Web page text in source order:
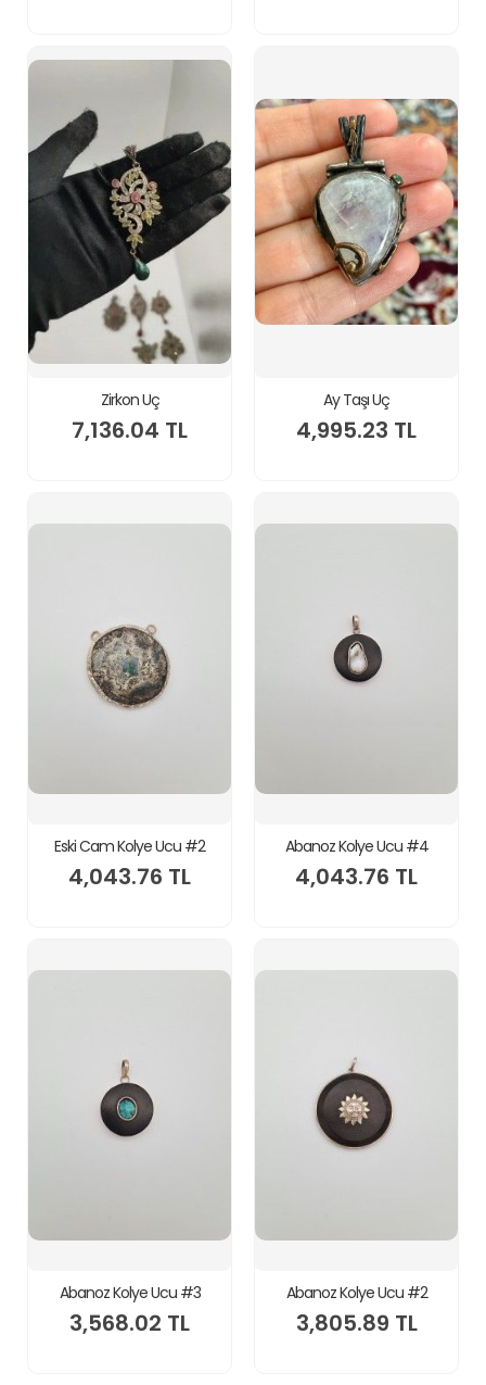
Zirkon Uç
7,136.04 TL
Ay Taşı Uç
4,995.23 TL
Eski Cam Kolye Ucu #2
4,043.76 TL
Abanoz Kolye Ucu #4
4,043.76 TL
Abanoz Kolye Ucu #3
3,568.02 TL
Abanoz Kolye Ucu #2
3,805.89 TL